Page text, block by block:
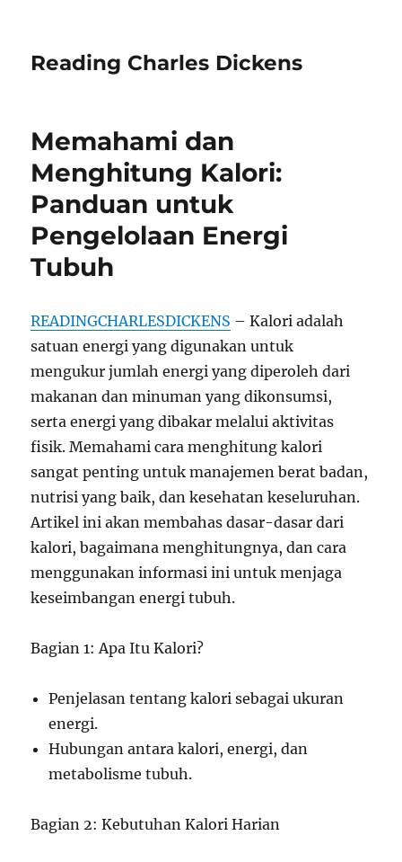
Reading Charles Dickens
Memahami dan
Menghitung Kalori:
Panduan untuk
Pengelolaan Energi
Tubuh
READINGCHARLESDICKENS – Kalori adalah
satuan energi yang digunakan untuk
mengukur jumlah energi yang diperoleh dari
makanan dan minuman yang dikonsumsi,
serta energi yang dibakar melalui aktivitas
fisik. Memahami cara menghitung kalori
sangat penting untuk manajemen berat badan,
nutrisi yang baik, dan kesehatan keseluruhan.
Artikel ini akan membahas dasar-dasar dari
kalori, bagaimana menghitungnya, dan cara
menggunakan informasi ini untuk menjaga
keseimbangan energi tubuh.
Bagian 1: Apa Itu Kalori?
Penjelasan tentang kalori sebagai ukuran
energi.
Hubungan antara kalori, energi, dan
metabolisme tubuh.
Bagian 2: Kebutuhan Kalori Harian